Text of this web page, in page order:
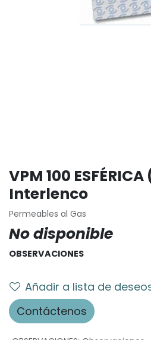
VPM 100
Interlenco
Permeables al Gas
No disponible
OBSERVACIONES
Añadir a lista de
Contáctenos